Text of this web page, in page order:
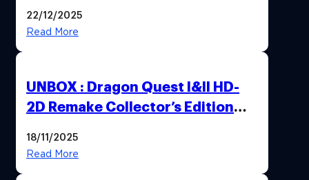
เดียว
22/12/2025
Read More
UNBOX : Dragon Quest I&II HD-
2D Remake Collector’s Edition
ที่ควรค่าแก่การสะสม !
18/11/2025
Read More